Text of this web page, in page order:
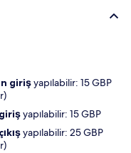
girişyapılabilir: 15 GBP
yapılabilir: 15 GBP
yapılabilir: 25 GBP